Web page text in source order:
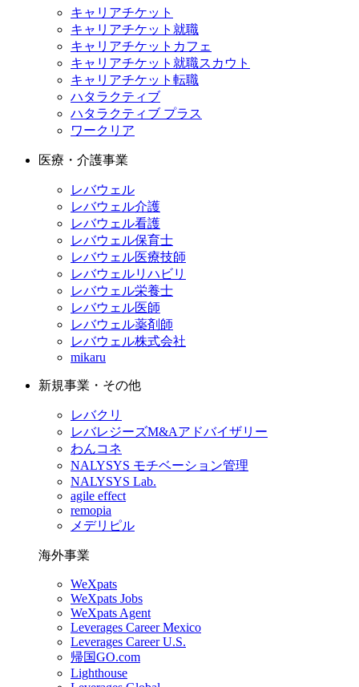
キャリアチケット
キャリアチケット就職
キャリアチケットカフェ
キャリアチケット就職スカウト
キャリアチケット転職
ハタラクティブ
ハタラクティブ プラス
ワークリア
医療・介護事業
レバウェル
レバウェル介護
レバウェル看護
レバウェル保育士
レバウェル医療技師
レバウェルリハビリ
レバウェル栄養士
レバウェル医師
レバウェル薬剤師
レバウェル株式会社
mikaru
新規事業・その他
レバクリ
レバレジーズM&Aアドバイザリー
わんコネ
NALYSYS モチベーション管理
NALYSYS Lab.
agile effect
remopia
メデリピル
海外事業
WeXpats
WeXpats Jobs
WeXpats Agent
Leverages Career Mexico
Leverages Career U.S.
帰国GO.com
Lighthouse